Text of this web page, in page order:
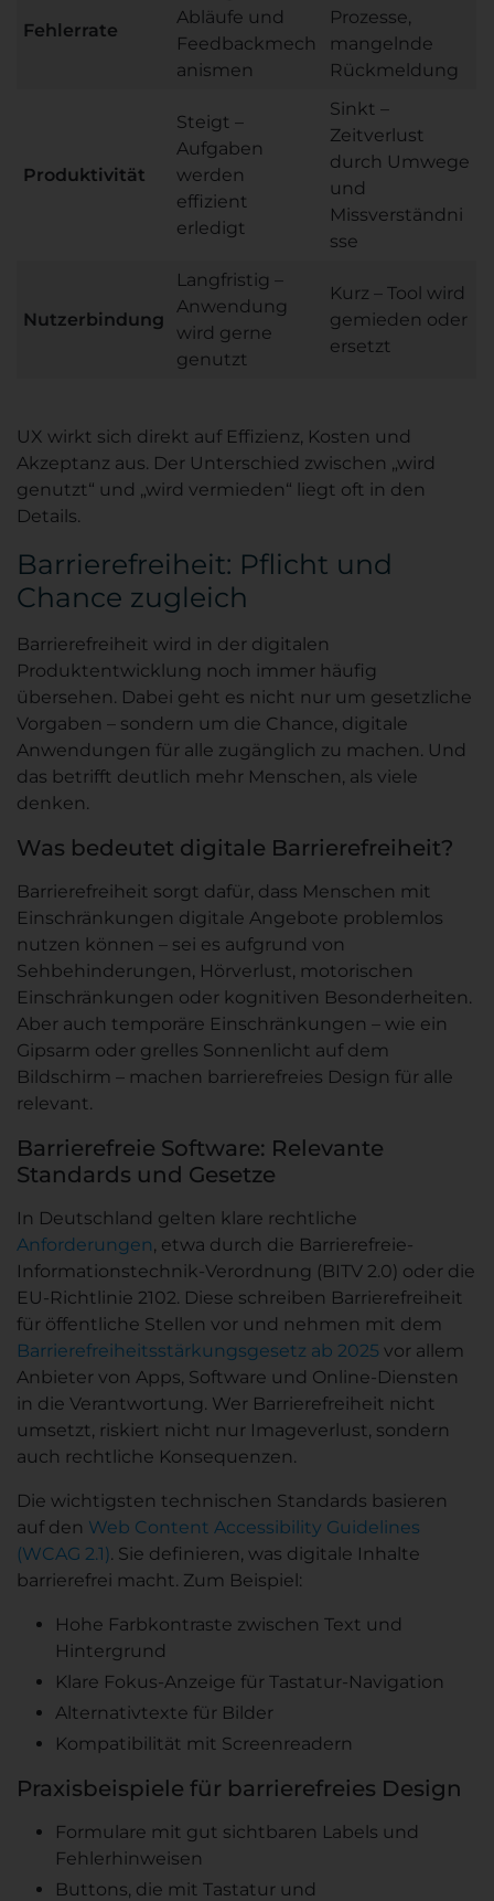
Fehlerrate
Abläufe und
Feedbackmech
anismen
Prozesse,
mangelnde
Rückmeldung
Produktivität
Steigt –
Aufgaben
werden
effizient
erledigt
Sinkt –
Zeitverlust
durch Umwege
und
Missverständni
sse
Nutzerbindung
Langfristig –
Anwendung
wird gerne
genutzt
Kurz – Tool wird
gemieden oder
ersetzt
UX wirkt sich direkt auf Effizienz, Kosten und
Akzeptanz aus. Der Unterschied zwischen „wird
genutzt“ und „wird vermieden“ liegt oft in den
Details.
Barrierefreiheit: Pflicht und
Chance zugleich
Barrierefreiheit wird in der digitalen
Produktentwicklung noch immer häufig
übersehen. Dabei geht es nicht nur um gesetzliche
Vorgaben – sondern um die Chance, digitale
Anwendungen für alle zugänglich zu machen. Und
das betrifft deutlich mehr Menschen, als viele
denken.
Was bedeutet digitale Barrierefreiheit?
Barrierefreiheit sorgt dafür, dass Menschen mit
Einschränkungen digitale Angebote problemlos
nutzen können – sei es aufgrund von
Sehbehinderungen, Hörverlust, motorischen
Einschränkungen oder kognitiven Besonderheiten.
Aber auch temporäre Einschränkungen – wie ein
Gipsarm oder grelles Sonnenlicht auf dem
Bildschirm – machen barrierefreies Design für alle
relevant.
Barrierefreie Software: Relevante
Standards und Gesetze
In Deutschland gelten klare rechtliche
Anforderungen, etwa durch die Barrierefreie-
Informationstechnik-Verordnung (BITV 2.0) oder die
EU-Richtlinie 2102. Diese schreiben Barrierefreiheit
für öffentliche Stellen vor und nehmen mit dem
Barrierefreiheitsstärkungsgesetz ab 2025 vor allem
Anbieter von Apps, Software und Online-Diensten
in die Verantwortung. Wer Barrierefreiheit nicht
umsetzt, riskiert nicht nur Imageverlust, sondern
auch rechtliche Konsequenzen.
Die wichtigsten technischen Standards basieren
auf den Web Content Accessibility Guidelines
(WCAG 2.1). Sie definieren, was digitale Inhalte
barrierefrei macht. Zum Beispiel:
Hohe Farbkontraste zwischen Text und
Hintergrund
Klare Fokus-Anzeige für Tastatur-Navigation
Alternativtexte für Bilder
Kompatibilität mit Screenreadern
Praxisbeispiele für barrierefreies Design
Formulare mit gut sichtbaren Labels und
Fehlerhinweisen
Buttons, die mit Tastatur und